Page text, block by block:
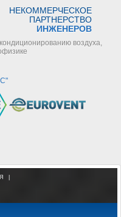
НЕКОММЕРЧЕСКОЕ
ПАРТНЕРСТВО
ИНЖЕНЕРОВ
воздуха,